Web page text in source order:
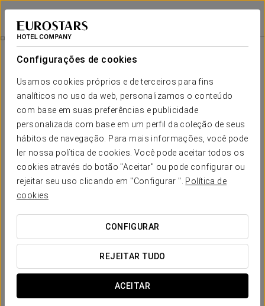
Configurações de cookies
Usamos cookies próprios e de terceiros para fins
analíticos no uso da web, personalizamos o conteúdo
com base em suas preferências e publicidade
personalizada com base em um perfil da coleção de seus
hábitos de navegação. Para mais informações, você pode
ler nossa política de cookies. Você pode aceitar todos os
cookies através do botão "Aceitar" ou pode configurar ou
rejeitar seu uso clicando em "Configurar ". Política de
cookies
CONFIGURAR
REJEITAR TUDO
ACEITAR
Eurostars Torre Sevilla
SEVILHA
Acesso Ao Circuito Termal
25 € por pessoa hospedada
35 € por pessoa não hospedada
Acesso ao circuito termal
Desfrute de um spa único situado no 35.º andar, onde relaxar
se transforma numa verdadeira experiência. Enquanto cuida
de si, poderá contemplar vistas panorâmicas
impressionantes sobre a cidade de Sevilha, tornando o
momento ainda mais especial.